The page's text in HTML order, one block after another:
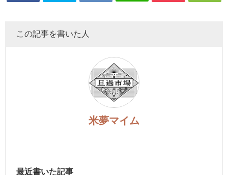
この記事を書いた人
米夢マイム
最近書いた記事